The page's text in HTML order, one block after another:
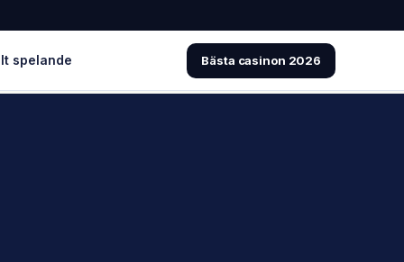
spelande Bästa casinon 2026